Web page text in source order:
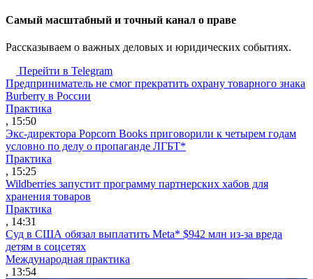
Cамый масштабный и точный канал о праве
Рассказываем о важных деловых и юридических событиях.
Перейти в Telegram
Предприниматель не смог прекратить охрану товарного знака
Burberry в России
Практика
, 15:50
Экс-директора Popcorn Books приговорили к четырем годам
условно по делу о пропаганде ЛГБТ*
Практика
, 15:25
Wildberries запустит программу партнерских хабов для
хранения товаров
Практика
, 14:31
Суд в США обязал выплатить Meta* $942 млн из-за вреда
детям в соцсетях
Международная практика
, 13:54